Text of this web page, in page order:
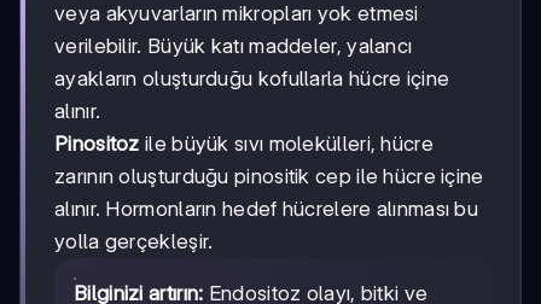
veya akyuvarların mikropları yok etmesi
verilebilir. Büyük katı maddeler, yalancı
ayakların oluşturduğu kofullarla hücre içine
alınır.
Pinositoz ile büyük sıvı molekülleri, hücre
zarının oluşturduğu pinositik cep ile hücre içine
alınır. Hormonların hedef hücrelere alınması bu
yolla gerçekleşir.
Bilginizi artırın: Endositoz olayı, bitki ve